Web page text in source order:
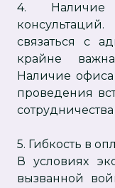
4. Наличие
связаться с
крайне
Наличие
проведения
5. Гибкость в
В условиях
вызванной